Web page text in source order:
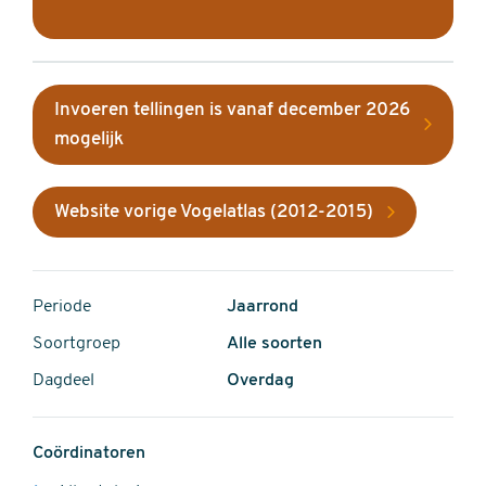
Invoeren tellingen is vanaf december 2026
mogelijk
Website vorige Vogelatlas (2012-2015)
Periode Jaarrond
Soortgroep Alle soorten
Dagdeel Overdag
Coördinatoren